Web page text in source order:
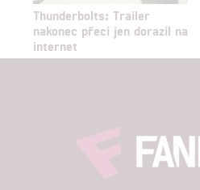
Thunderbolts: Trailer
nakonec přeci jen dorazil na
internet